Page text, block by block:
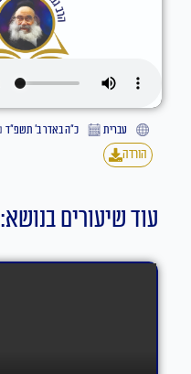
עברית כ״ה באדר ב׳ תשפ״ד
הורדה
עוד שיעורים בנושא: